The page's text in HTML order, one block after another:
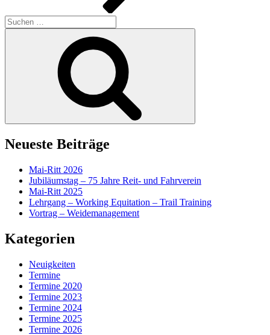
Suchen
nach:
Neueste Beiträge
Mai-Ritt 2026
Jubiläumstag – 75 Jahre Reit- und Fahrverein
Mai-Ritt 2025
Lehrgang – Working Equitation – Trail Training
Vortrag – Weidemanagement
Kategorien
Neuigkeiten
Termine
Termine 2020
Termine 2023
Termine 2024
Termine 2025
Termine 2026